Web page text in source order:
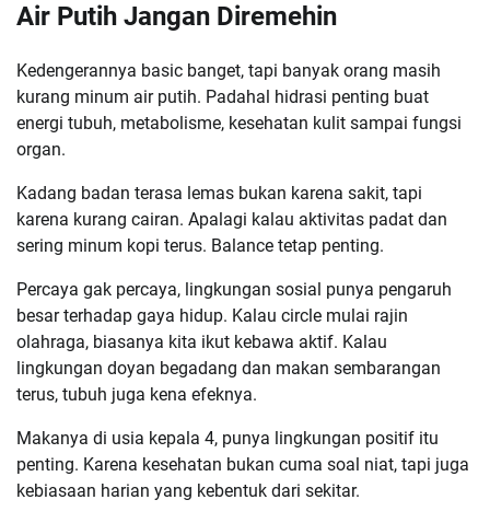
Air Putih Jangan Diremehin
Kedengerannya basic banget, tapi banyak orang masih
kurang minum air putih. Padahal hidrasi penting buat
energi tubuh, metabolisme, kesehatan kulit sampai fungsi
organ.
Kadang badan terasa lemas bukan karena sakit, tapi
karena kurang cairan. Apalagi kalau aktivitas padat dan
sering minum kopi terus. Balance tetap penting.
Percaya gak percaya, lingkungan sosial punya pengaruh
besar terhadap gaya hidup. Kalau circle mulai rajin
olahraga, biasanya kita ikut kebawa aktif. Kalau
lingkungan doyan begadang dan makan sembarangan
terus, tubuh juga kena efeknya.
Makanya di usia kepala 4, punya lingkungan positif itu
penting. Karena kesehatan bukan cuma soal niat, tapi juga
kebiasaan harian yang kebentuk dari sekitar.